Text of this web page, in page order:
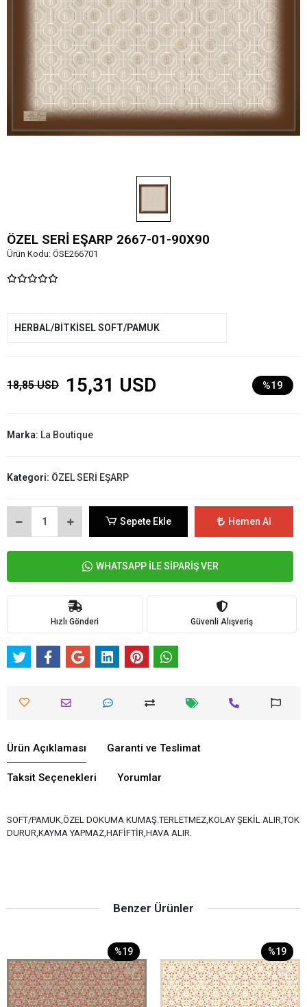
ÖZEL SERİ EŞARP 2667-01-90X90
Ürün Kodu: ÖSE266701
HERBAL/BİTKİSEL SOFT/PAMUK
18,85 USD 15,31 USD %19
Marka: La Boutique
Kategori: ÖZEL SERİ EŞARP
Sepete Ekle Hemen Al
WHATSAPP İLE SİPARİŞ VER
Hızlı Gönderi Güvenli Alışveriş
Ürün Açıklaması Garanti ve Teslimat
Taksit Seçenekleri Yorumlar
SOFT/PAMUK,ÖZEL DOKUMA KUMAŞ.TERLETMEZ,KOLAY ŞEKİL ALIR,TOK
DURUR,KAYMA YAPMAZ,HAFİFTİR,HAVA ALIR.
Benzer Ürünler
%19 %19